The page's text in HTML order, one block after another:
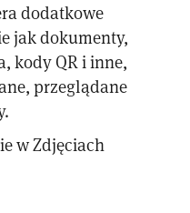
dodatkowe
jak dokumenty,
kody QR i inne,
przeglądane
w Zdjęciach